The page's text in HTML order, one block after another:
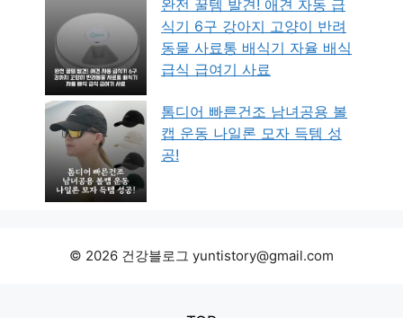
완전 꿀템 발견! 애견 자동 급
식기 6구 강아지 고양이 반려
동물 사료통 배식기 자율 배식
급식 급여기 사료
톰디어 빠른건조 남녀공용 볼
캡 운동 나일론 모자 득템 성
공!
© 2026 건강블로그 yuntistory@gmail.com